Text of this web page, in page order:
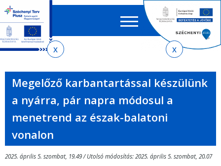
menetrendkeresőhöz
almenühöz
tartalomra
oldaltérképre
EN HU
űrlap
Megelőző karbantartással készülünk
a nyárra, pár napra módosul a
menetrend az észak-balatoni
vonalon
2025. április 5. szombat, 19.49 / Utolsó módosítás: 2025. április 5. szombat, 20.07